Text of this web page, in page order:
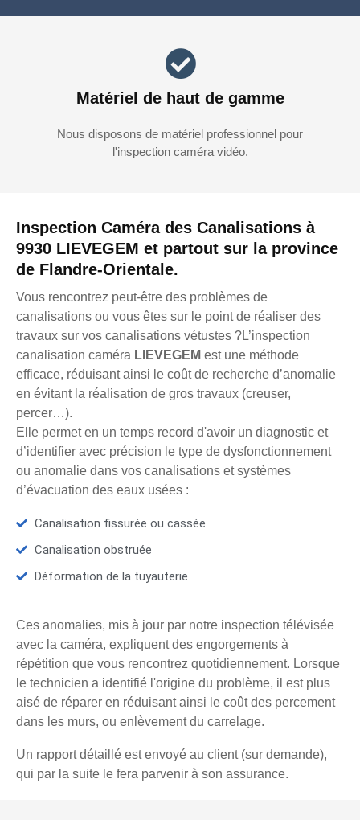
Inspection Caméra des Canalisations à
9930 LIEVEGEM et partout sur la province
de Flandre-Orientale.
Vous rencontrez peut-être des problèmes de
canalisations ou vous êtes sur le point de réaliser des
travaux sur vos canalisations vétustes ?L’inspection
canalisation caméra LIEVEGEM est une méthode
efficace, réduisant ainsi le coût de recherche d’anomalie
en évitant la réalisation de gros travaux (creuser,
percer…).
Elle permet en un temps record d'avoir un diagnostic et
d’identifier avec précision le type de dysfonctionnement
ou anomalie dans vos canalisations et systèmes
d’évacuation des eaux usées :
Canalisation fissurée ou cassée
Canalisation obstruée
Déformation de la tuyauterie
Ces anomalies, mis à jour par notre inspection télévisée
avec la caméra, expliquent des engorgements à
répétition que vous rencontrez quotidiennement. Lorsque
le technicien a identifié l'origine du problème, il est plus
aisé de réparer en réduisant ainsi le coût des percement
dans les murs, ou enlèvement du carrelage.
Un rapport détaillé est envoyé au client (sur demande),
qui par la suite le fera parvenir à son assurance.
Matériel de haut de gamme
Nous disposons de matériel professionnel pour
l'inspection caméra vidéo.